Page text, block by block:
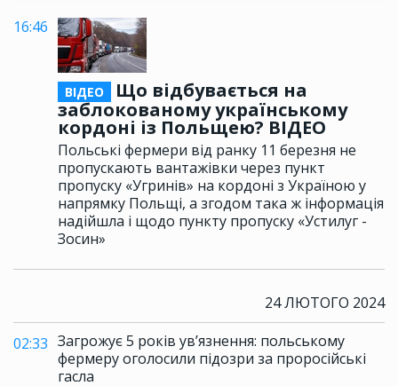
16:46
ВІДЕО
Що відбувається на
заблокованому українському
кордоні із Польщею? ВІДЕО
Польські фермери від ранку 11 березня не
пропускають вантажівки через пункт
пропуску «Угринів» на кордоні з Україною у
напрямку Польщі, а згодом така ж інформація
надійшла і щодо пункту пропуску «Устилуг -
Зосин»
24 ЛЮТОГО 2024
02:33 Загрожує 5 років ув’язнення: польському
фермеру оголосили підозри за проросійські
гасла